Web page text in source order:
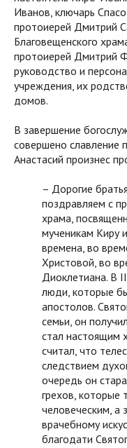
Иванов, ключарь
протоиерей Дмитрий
Благовещенского
протоиерей Дмитрий
руководство и
учреждения, их
домов.
В завершение
совершено славление
Анастасий произнес
– Дорогие
поздравляем с
храма,
мученикам Киру
времена, во
Христовой, во
Диоклетиана. В
люди, которые
апостолов.
семьи, он
стал настоящим
считал, что
следствием
очередь он
грехов, которые
человеческим, а
врачебному
благодати